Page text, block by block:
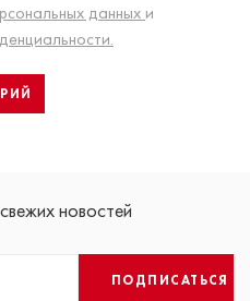
данных и
новостей
ПОДПИСАТЬСЯ